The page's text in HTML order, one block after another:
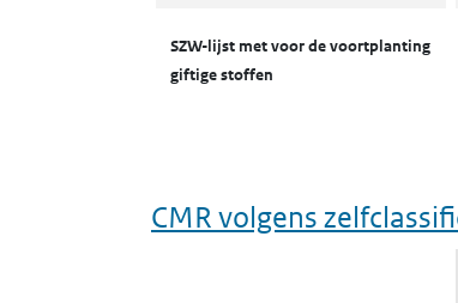
SZW-lijst met voor de voortplanting
giftige stoffen
CMR volgens